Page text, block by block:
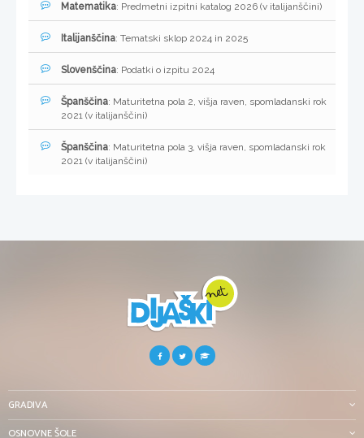
Matematika: Predmetni izpitni katalog 2026 (v italijanščini)
Italijanščina: Tematski sklop 2024 in 2025
Slovenščina: Podatki o izpitu 2024
Španščina: Maturitetna pola 2, višja raven, spomladanski rok
2021 (v italijanščini)
Španščina: Maturitetna pola 3, višja raven, spomladanski rok
2021 (v italijanščini)
GRADIVA
OSNOVNE ŠOLE